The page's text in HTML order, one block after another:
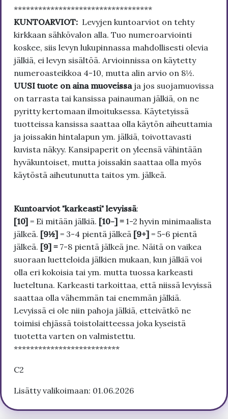
**********************************
KUNTOARVIOT: Levyjen kuntoarviot on tehty
kirkkaan sähkövalon alla. Tuo numeroarviointi
koskee, siis levyn lukupinnassa mahdollisesti olevia
jälkiä, ei levyn sisältöä. Arvioinnissa on käytetty
numeroasteikkoa 4-10, mutta alin arvio on 8½.
UUSI tuote on aina muoveissa ja jos suojamuovissa
on tarrasta tai kansissa painauman jälkiä, on ne
pyritty kertomaan ilmoituksessa. Käytetyissä
tuotteissa kansissa saattaa olla käytön aiheuttamia
ja joissakin hintalapun ym. jälkiä, toivottavasti
kuvista näkyy. Kansipaperit on yleensä vähintään
hyväkuntoiset, mutta joissakin saattaa olla myös
käytöstä aiheutunutta taitos ym. jälkeä.
Kuntoarviot "karkeasti" levyissä:
[10] = Ei mitään jälkiä. [10-] = 1-2 hyvin minimaalista
jälkeä. [9½] = 3-4 pientä jälkeä [9+] = 5-6 pientä
jälkeä. [9] = 7-8 pientä jälkeä jne. Näitä on vaikea
suoraan luetteloida jälkien mukaan, kun jälkiä voi
olla eri kokoisia tai ym. mutta tuossa karkeasti
lueteltuna. Karkeasti tarkoittaa, että niissä levyissä
saattaa olla vähemmän tai enemmän jälkiä.
Levyissä ei ole niin pahoja jälkiä, etteivätkö ne
toimisi ehjässä toistolaitteessa joka kyseistä
tuotetta varten on valmistettu.
**************************
C2
Lisätty valikoimaan: 01.06.2026